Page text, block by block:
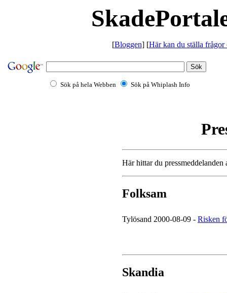
[Bloggen] [Här kan du ställa frågor
Sök på hela Webben Sök på Whiplash Info
Här hittar du
Folksam
Tylösand 2000-08-09 - Risken
Skandia